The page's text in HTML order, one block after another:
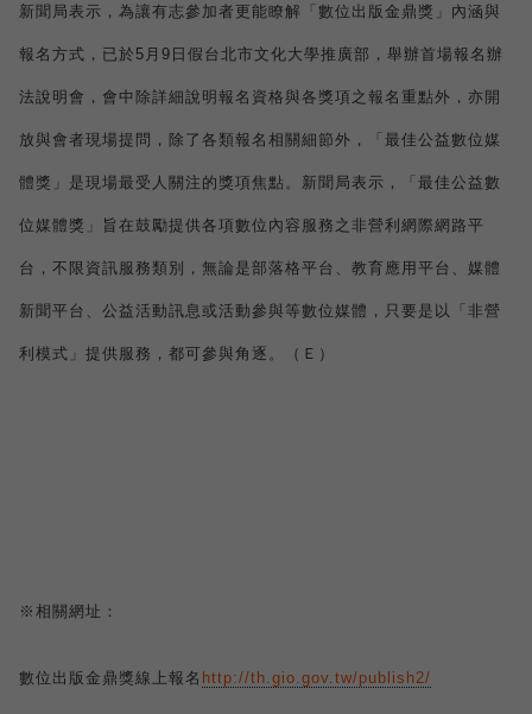
新聞局表示，為讓有志參加者更能瞭解「數位出版金鼎獎」內涵與
報名方式，已於 5 月 9 日 假台北市文化大學推廣部，舉辦首場報名辦
法說明會，會中除詳細說明報名資格與各獎項之報名重點外，亦開
放與會者現場提問，除了各類報名相關細節外，「最佳公益數位媒
體獎」是現場最受人關注的獎項焦點。新聞局表示，「最佳公益數
位媒體獎」旨在鼓勵提供各項數位內容服務之非營利網際網路平
台，不限資訊服務類別，無論是部落格平台、教育應用平台、媒體
新聞平台、公益活動訊息或活動參與等數位媒體，只要是以「非營
利模式」提供服務，都可參與角逐。（Ｅ）
※相關網址：
數位出版金鼎獎線上報名 http://th.gio.gov.tw/publish2/